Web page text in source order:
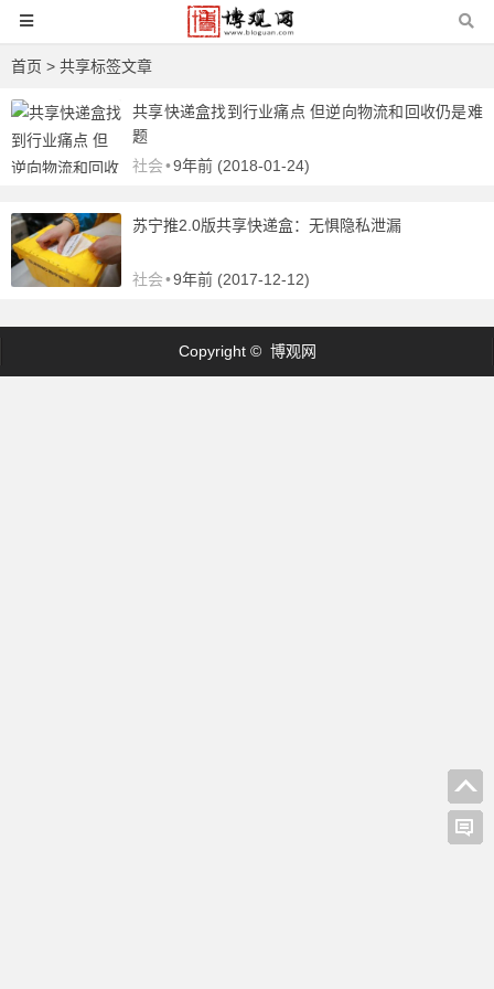
首页 > 共享标签文章
共享快递盒找到行业痛点 但逆向物流和回收仍是难
题
社会•9年前 (2018-01-24)
苏宁推2.0版共享快递盒：无惧隐私泄漏
社会•9年前 (2017-12-12)
Copyright © 博观网